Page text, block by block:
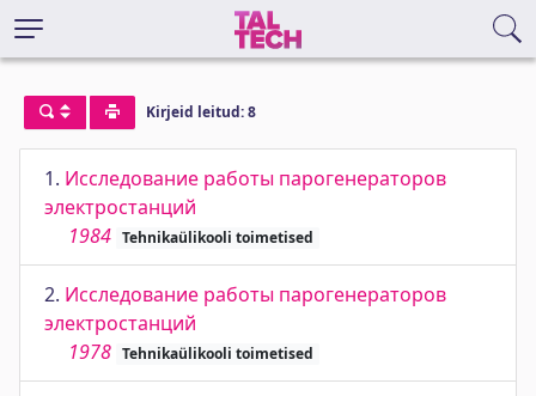
Kirjeid leitud: 8
1. Исследование работы парогенераторов
электростанций
1984 Tehnikaülikooli toimetised
2. Исследование работы парогенераторов
электростанций
1978 Tehnikaülikooli toimetised